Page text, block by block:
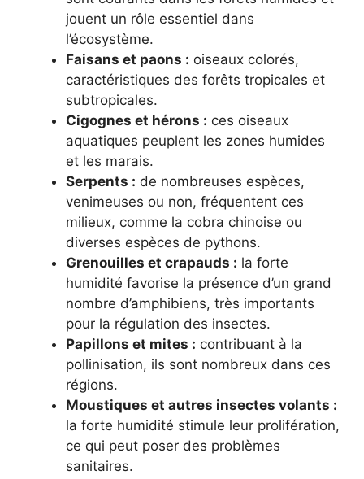
jouent un rôle essentiel dans
l’écosystème.
Faisans et paons : oiseaux colorés,
caractéristiques des forêts tropicales et
subtropicales.
Cigognes et hérons : ces oiseaux
aquatiques peuplent les zones humides
et les marais.
Serpents : de nombreuses espèces,
venimeuses ou non, fréquentent ces
milieux, comme la cobra chinoise ou
diverses espèces de pythons.
Grenouilles et crapauds : la forte
humidité favorise la présence d’un grand
nombre d’amphibiens, très importants
pour la régulation des insectes.
Papillons et mites : contribuant à la
pollinisation, ils sont nombreux dans ces
régions.
Moustiques et autres insectes volants :
la forte humidité stimule leur prolifération,
ce qui peut poser des problèmes
sanitaires.